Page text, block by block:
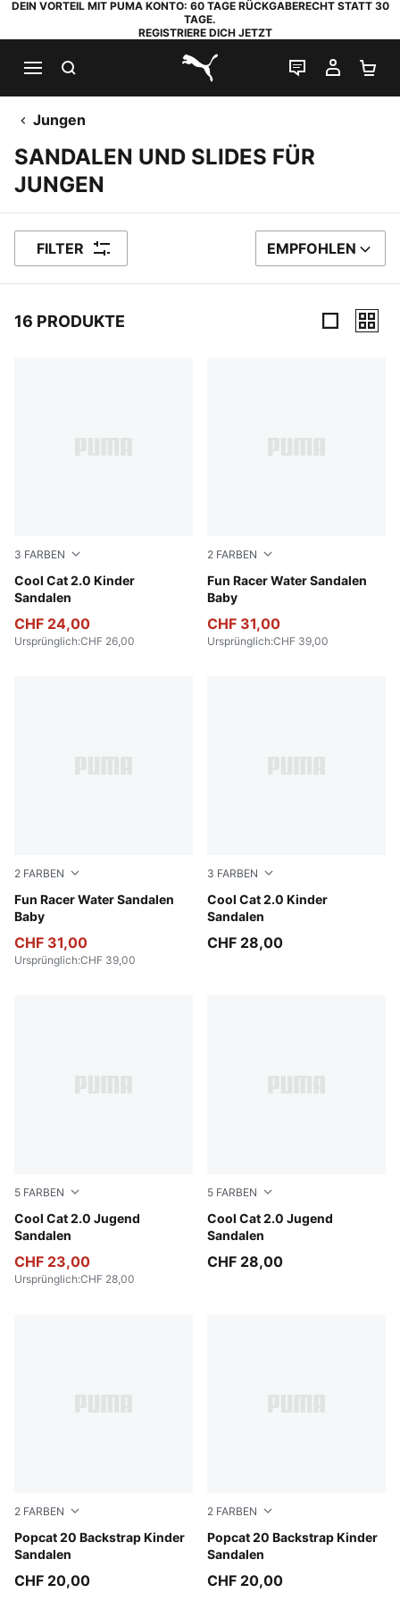
DEIN VORTEIL MIT PUMA KONTO: 60 TAGE RÜCKGABERECHT STATT 30
TAGE.
REGISTRIERE DICH JETZT
PUMA.com
LIVE-CHAT
MEIN
Jungen
SANDALEN UND SLIDES FÜR
JUNGEN
FILTER SORTIEREN NACH
EMPFOHLEN
16 PRODUKTE
3 FARBEN
Cool Cat 2.0 Kinder
Sandalen
Intense Lavender-PUMA White-Pearl Pink
CHF 24,00
Ursprünglich:CHF 26,00
2 FARBEN
Fun Racer Water Sandalen
Baby
Lavendar Pop-Magic Rose
CHF 31,00
Ursprünglich:CHF 39,00
2 FARBEN
Fun Racer Water Sandalen
Baby
PUMA Black-PUMA White
CHF 31,00
Ursprünglich:CHF 39,00
3 FARBEN
Cool Cat 2.0 Kinder
Sandalen
Dusky Rosewood-PUMA
CHF 28,00
5 FARBEN
Cool Cat 2.0 Jugend
Sandalen
Intense Lavender-PUMA White-Pearl Pink
CHF 23,00
Ursprünglich:CHF 28,00
5 FARBEN
Cool Cat 2.0 Jugend
Sandalen
Vibrant Blue-PUMA White-
CHF 28,00
2 FARBEN
Popcat 20 Backstrap Kinder
Sandalen
PUMA White-Wild Pink-Wild Pink
CHF 20,00
2 FARBEN
Popcat 20 Backstrap Kinder
Sandalen
PUMA White-Green Fruit-
CHF 20,00